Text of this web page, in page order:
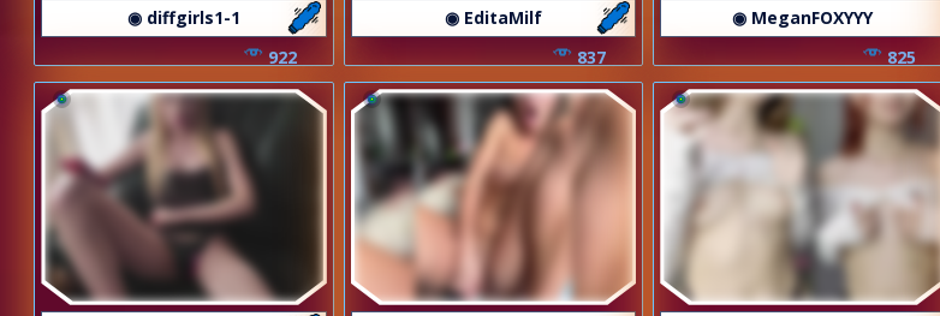
◉ diffgirls1-1
922
◉ EditaMilf
837
◉ MeganFOXYYY
825